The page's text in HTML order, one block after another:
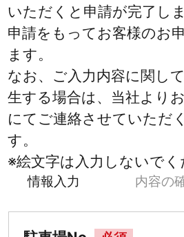
いただくと申請が完了しま
申請をもってお客様のお
ます。
なお、ご入力内容に関し
生する場合は、当社より
にてご連絡させていただ
す。
※絵文字は入力しないでく
情報入力 内容の